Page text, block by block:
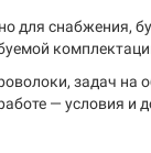
для снабжения,
задач на
— условия и